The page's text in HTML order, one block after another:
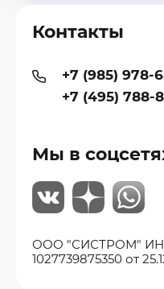
ООО "СИСТРОМ"
1027739875350 от
Контакты
+7 (985) 978-
+7 (495) 788-
Мы в